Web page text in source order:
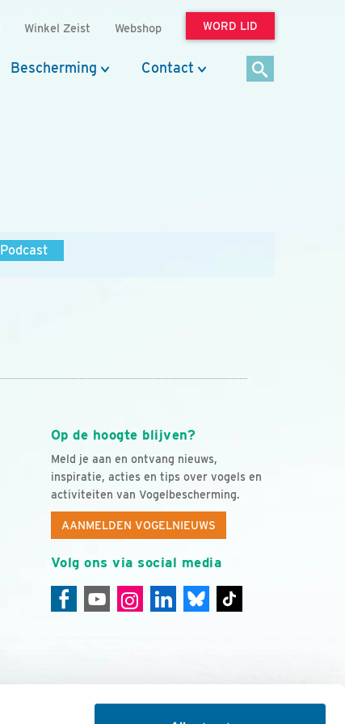
Winkel Zeist Webshop WORD LID
Bescherming Contact
Podcast
Op de hoogte blijven?
Meld je aan en ontvang nieuws,
inspiratie, acties en tips over vogels en
activiteiten van Vogelbescherming.
AANMELDEN VOGELNIEUWS
Volg ons via social media